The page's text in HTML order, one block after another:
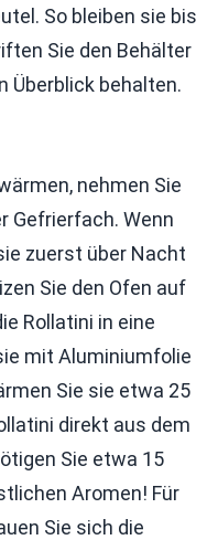
So bleiben sie bis
Sie den Behälter
Überblick behalten.
nehmen Sie
Gefrierfach. Wenn
zuerst über Nacht
Sie den Ofen auf
Rollatini in eine
mit Aluminiumfolie
Sie sie etwa 25
direkt aus dem
Sie etwa 15
Aromen! Für
Sie sich die